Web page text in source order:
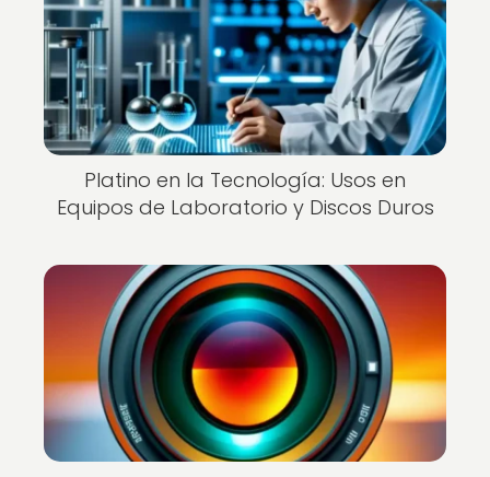
Platino en la Tecnología: Usos en
Equipos de Laboratorio y Discos Duros